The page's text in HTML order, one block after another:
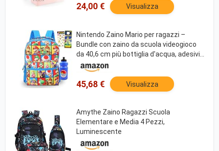
24,00 € Visualizza
Nintendo Zaino Mario per ragazzi –
Bundle con zaino da scuola videogioco
da 40,6 cm più bottiglia d'acqua, adesivi,
altro | Super Mario Bros zaino per
bambini e ragazzi
45,68 € Visualizza
Amythe Zaino Ragazzi Scuola
Elementare e Media 4 Pezzi,
Luminescente